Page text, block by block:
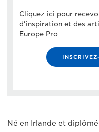
Cliquez ici pour
d'inspiration et des
Europe Pro
Né en Irlande et